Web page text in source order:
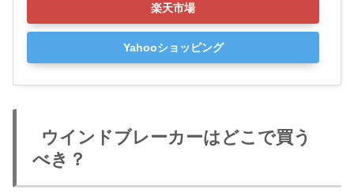
楽天市場
Yahooショッピング
ウインドブレーカーはどこで買う
べき？